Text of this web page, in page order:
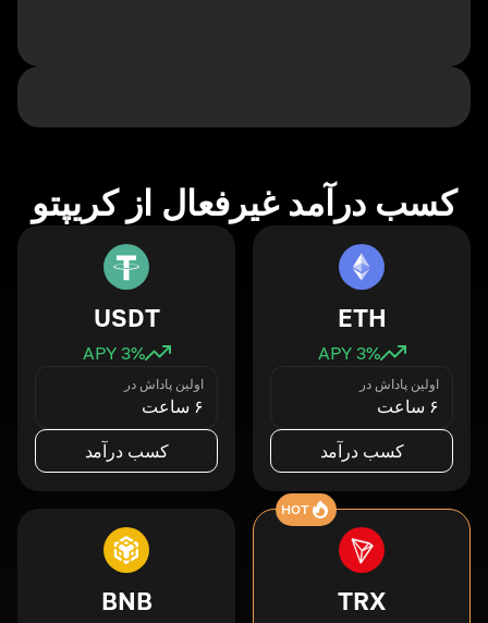
کسب درآمد غیرفعال از کریپتو
ETH
3% APY
اولین پاداش در
۶ ساعت
کسب درآمد
USDT
3% APY
اولین پاداش در
۶ ساعت
کسب درآمد
HOT
TRX
BNB